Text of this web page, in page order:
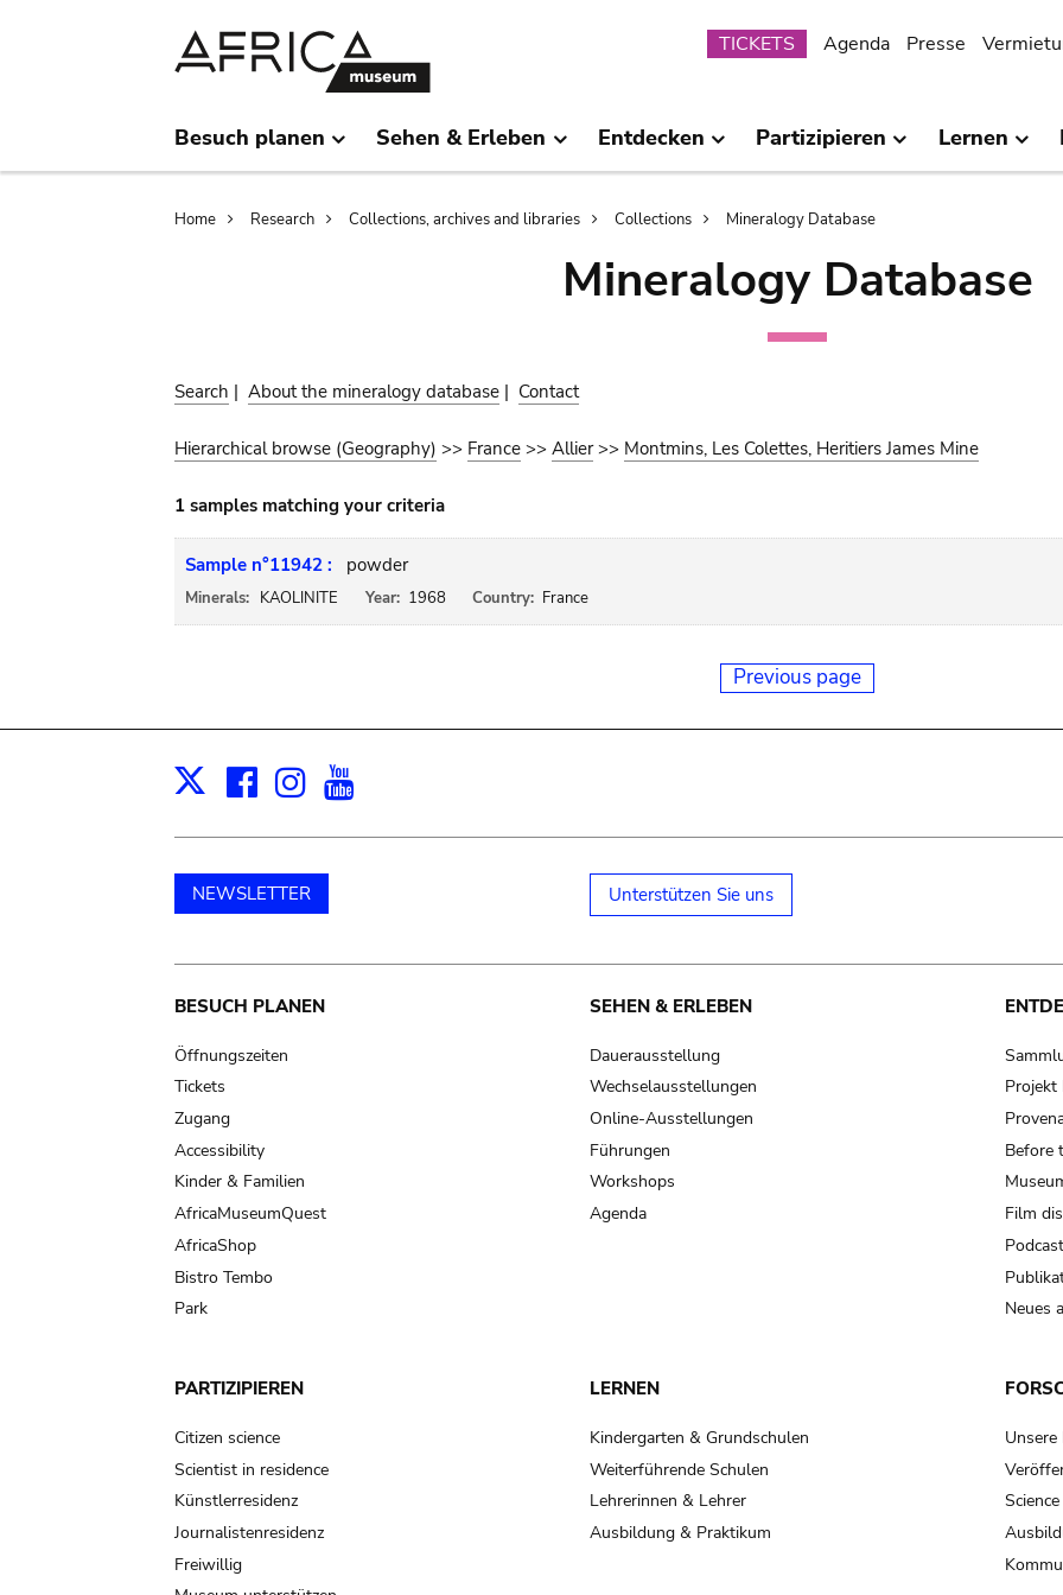
Submenu
TICKETS Agenda Presse
Besuch planen Sehen & Erleben Entdecken Partizipieren Lernen
Breadcrumb
Home Research Collections, archives and libraries Collections Mineralogy Database
Mineralogy Database
Search | About the mineralogy database | Contact
Hierarchical browse (Geography) >> France >> Allier >> Montmins, Les Colettes, Heritiers James Mine
1 samples matching your criteria
Sample n°11942 : powder
Minerals: KAOLINITE Year: 1968 Country: France
Previous page
X Facebook
Instagram
NEWSLETTER Unterstützen Sie uns
Main
navigation
BESUCH PLANEN
Öffnungszeiten
Tickets
Zugang
Accessibility
Kinder & Familien
AfricaMuseumQuest
AfricaShop
Bistro Tembo
Park
SEHEN & ERLEBEN
Dauerausstellung
Wechselausstellungen
Online-Ausstellungen
Führungen
Workshops
Agenda
Projekt
Before
Film
Neues
PARTIZIPIEREN
Citizen science
Scientist in residence
Künstlerresidenz
Journalistenresidenz
Freiwillig
LERNEN
Kindergarten & Grundschulen
Weiterführende Schulen
Lehrerinnen & Lehrer
Ausbildung & Praktikum